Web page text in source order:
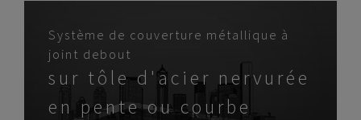
Système de couverture métallique à
joint debout
sur tôle d'acier nervurée
en pente ou courbe